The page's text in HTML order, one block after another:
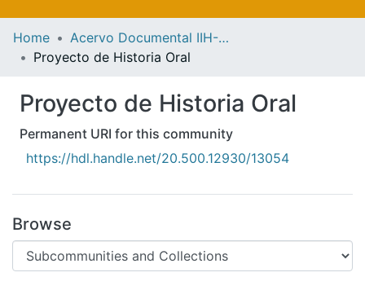
Inicio
Communities & Collections
All of DSpace
Statistics
Bibliotecas
Home
Acervo Documental IIH-UABC
Proyecto de Historia Oral
Proyecto de Historia Oral
Permanent URI for this community
https://hdl.handle.net/20.500.12930/13054
Browse